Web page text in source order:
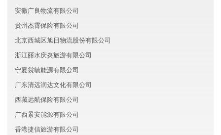
安徽广良物流有限公司
贵州杰霄保险有限公司
北京西城区旭日物流股份有限公司
浙江丽水庆炎旅游有限公司
宁夏裳毓能源有限公司
广东清远润达文化有限公司
西藏远航保险有限公司
广西景安能源有限公司
香港捷信旅游有限公司